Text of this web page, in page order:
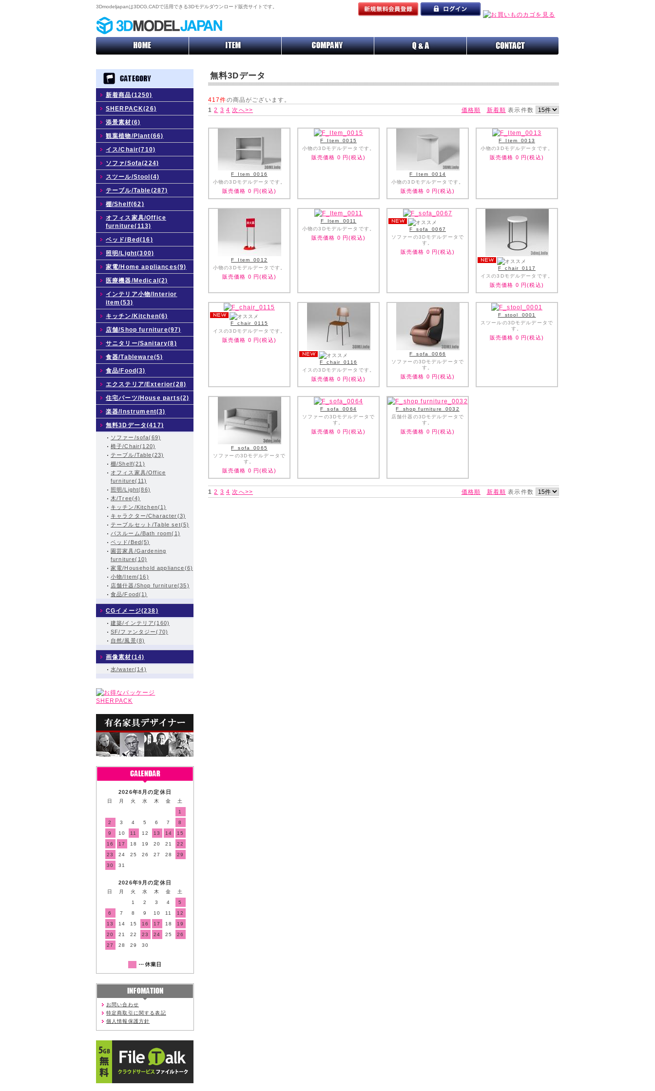
3Dmodeljapanは3DCG,CADで活用できる3Dモデルダウンロード販売サイトです。
新着商品(1250)
SHERPACK(26)
添景素材(6)
観葉植物/Plant(66)
イス/Chair(710)
ソファ/Sofa(224)
スツール/Stool(4)
テーブル/Table(287)
棚/Shelf(62)
オフィス家具/Office
furniture(113)
ベッド/Bed(16)
照明/Light(300)
家電/Home appliances(9)
医療機器/Medical(2)
インテリア小物/Interior
item(53)
キッチン/Kitchen(6)
店舗/Shop furniture(97)
サニタリー/Sanitary(8)
食器/Tableware(5)
食品/Food(3)
エクステリア/Exterior(28)
住宅パーツ/House parts(2)
楽器/Instrument(3)
無料3Dデータ(417)
ソファー/sofa(69)
椅子/Chair(120)
テーブル/Table(23)
棚/Shelf(21)
オフィス家具/Office
furniture(11)
照明/Light(86)
木/Tree(4)
キッチン/Kitchen(1)
キャラクター/Character(3)
テーブルセット/Table set(5)
バスルーム/Bath room(1)
ベッド/Bed(5)
園芸家具/Gardening
furniture(10)
家電/Household appliance(6)
小物/Item(16)
店舗什器/Shop furniture(35)
食品/Food(1)
CGイメージ(238)
建築/インテリア(160)
SF/ファンタジー(70)
自然/風景(8)
画像素材(14)
水/water(14)
2026年8月の定休日
日 月 火 水 木 金
土
1
2
3 4 5 6 7
8
9
10 11 12 13 14
15
16
17 18 19 20 21
22
23
24 25 26 27 28
29
30
31
2026年9月の定休日
日 月 火 水 木 金
土
1
2 3 4
5
6
7 8 9 10 11
12
13
14 15 16 17 18
19
20
21 22 23 24 25
26
27
28 29 30
お問い合わせ
特定商取引に関する表記
個人情報保護方針
無料3Dデータ
417件の商品がございます。
価格順
新着順 表示件数
1 2 3 4 次へ>>
F_Item_0016
小物の3Dモデルデータです。
販売価格 0 円(税込)
F_Item_0015
小物の3Dモデルデータです。
販売価格 0 円(税込)
F_Item_0014
小物の3Dモデルデータです。
販売価格 0 円(税込)
F_Item_0013
小物の3Dモデルデータです。
販売価格 0 円(税込)
F_Item_0012
小物の3Dモデルデータです。
販売価格 0 円(税込)
F_Item_0011
小物の3Dモデルデータです。
販売価格 0 円(税込)
F_sofa_0067
ソファーの3Dモデルデータで
す。
販売価格 0 円(税込)
F_chair_0117
イスの3Dモデルデータです。
販売価格 0 円(税込)
F_chair_0115
イスの3Dモデルデータです。
販売価格 0 円(税込)
F_chair_0116
イスの3Dモデルデータです。
販売価格 0 円(税込)
F_sofa_0066
ソファーの3Dモデルデータで
す。
販売価格 0 円(税込)
F_stool_0001
スツールの3Dモデルデータで
す。
販売価格 0 円(税込)
F_sofa_0065
ソファーの3Dモデルデータで
す。
販売価格 0 円(税込)
F_sofa_0064
ソファーの3Dモデルデータで
す。
販売価格 0 円(税込)
F_shop furniture_0032
店舗什器の3Dモデルデータで
す。
販売価格 0 円(税込)
価格順 新着順 表示件数
1 2 3 4 次へ>>